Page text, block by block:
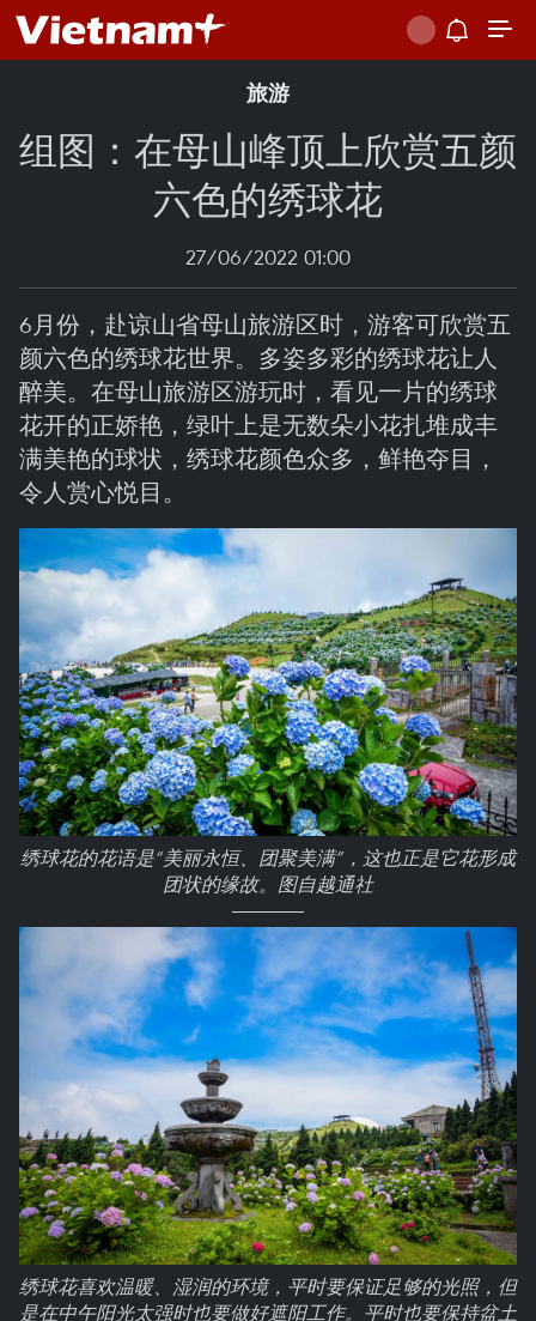
旅游
组图：在母山峰顶上欣赏五颜
六色的绣球花
27/06/2022 01:00
6月份，赴谅山省母山旅游区时，游客可欣赏五
颜六色的绣球花世界。多姿多彩的绣球花让人
醉美。在母山旅游区游玩时，看见一片的绣球
花开的正娇艳，绿叶上是无数朵小花扎堆成丰
满美艳的球状，绣球花颜色众多，鲜艳夺目，
令人赏心悦目。
绣球花的花语是“美丽永恒、团聚美满”，这也正是它花形成
团状的缘故。图自越通社
绣球花喜欢温暖、湿润的环境，平时要保证足够的光照，但
是在中午阳光太强时也要做好遮阳工作。平时也要保持盆土